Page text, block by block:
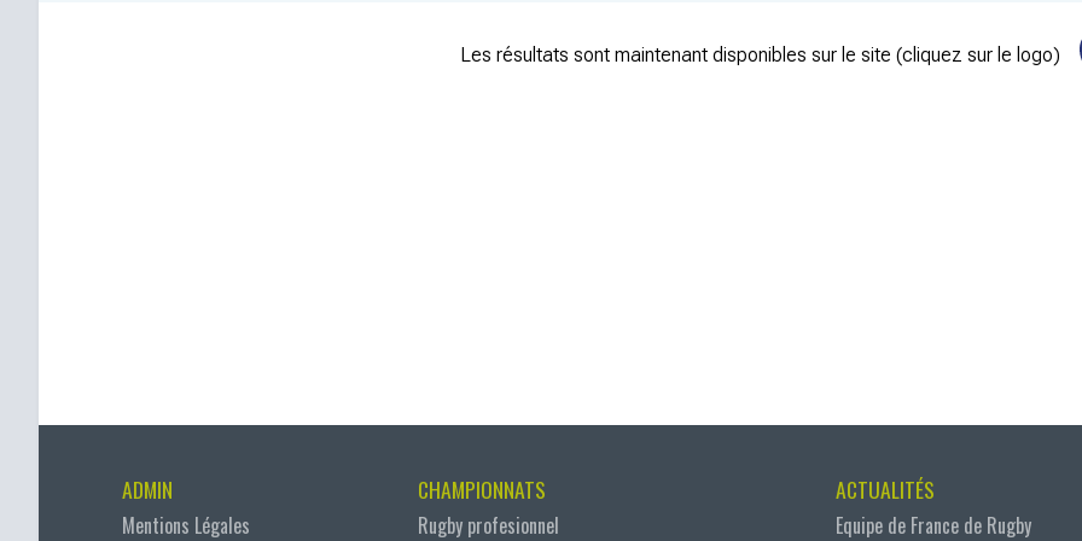
Les résultats sont maintenant disponibles sur le site (cliquez sur le logo)
ADMIN
Mentions Légales
CHAMPIONNATS
Rugby profesionnel
ACTUALITÉS
Equipe de France de Rugby